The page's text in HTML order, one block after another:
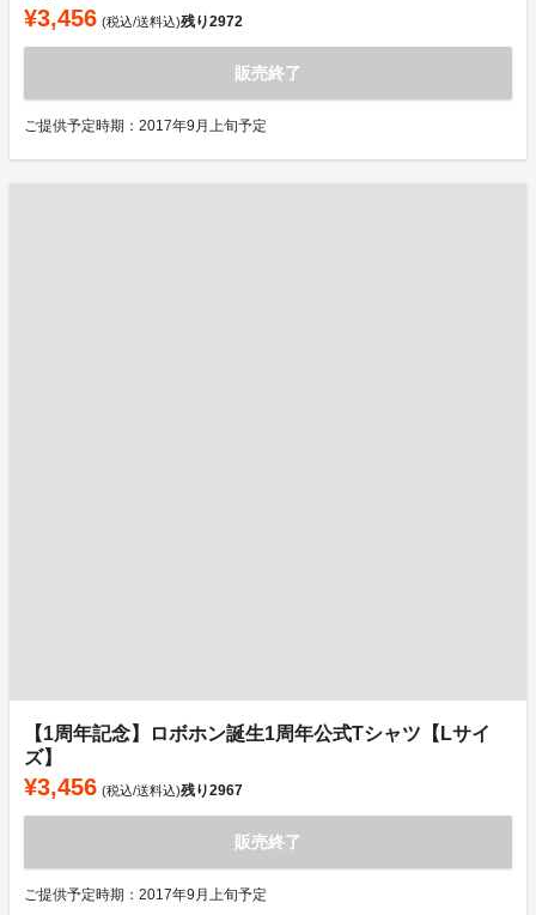
¥3,456 (税込/送料込)残り2972
販売終了
ご提供予定時期：2017年9月上旬予定
【1周年記念】ロボホン誕生1周年公式Tシャツ【Lサイ
ズ】
¥3,456 (税込/送料込)残り2967
販売終了
ご提供予定時期：2017年9月上旬予定